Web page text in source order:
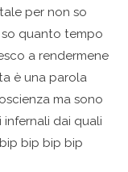
per non so
quanto tempo
a rendermene
è una parola
ma sono
dai quali
bip bip bip